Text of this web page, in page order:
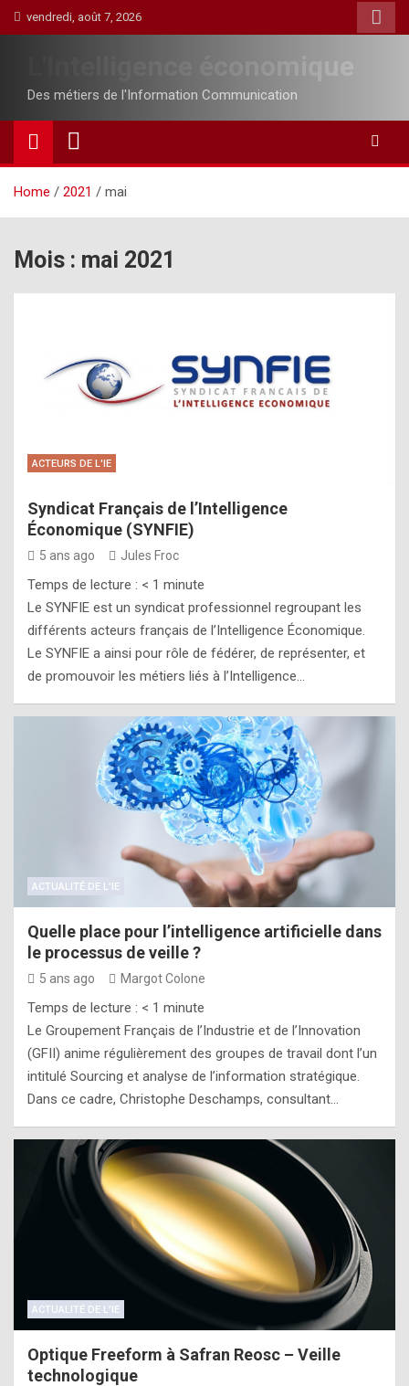
Skip
to
vendredi, août 7, 2026
Des métiers de l'Information Communication
Home 2021 mai
Mois : mai 2021
ACTEURS DE L'IE
Syndicat Français de l’Intelligence
Économique (SYNFIE)
5 ans ago Jules Froc
Temps de lecture : < 1 minute
Le SYNFIE est un syndicat professionnel regroupant les
différents acteurs français de l’Intelligence Économique.
Le SYNFIE a ainsi pour rôle de fédérer, de représenter, et
de promouvoir les métiers liés à l’Intelligence…
ACTUALITÉ DE L'IE
Quelle place pour l’intelligence artificielle dans
le processus de veille ?
5 ans ago Margot Colone
Temps de lecture : < 1 minute
Le Groupement Français de l’Industrie et de l’Innovation
(GFII) anime régulièrement des groupes de travail dont l’un
intitulé Sourcing et analyse de l’information stratégique.
Dans ce cadre, Christophe Deschamps, consultant…
ACTUALITÉ DE L'IE
Optique Freeform à Safran Reosc – Veille
technologique